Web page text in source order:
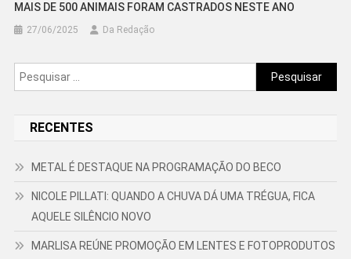
MAIS DE 500 ANIMAIS FORAM CASTRADOS NESTE ANO
27/06/2025 Da Redação
Pesquisar
por:
RECENTES
METAL É DESTAQUE NA PROGRAMAÇÃO DO BECO
NICOLE PILLATI: QUANDO A CHUVA DÁ UMA TRÉGUA, FICA
AQUELE SILÊNCIO NOVO
MARLISA REÚNE PROMOÇÃO EM LENTES E FOTOPRODUTOS